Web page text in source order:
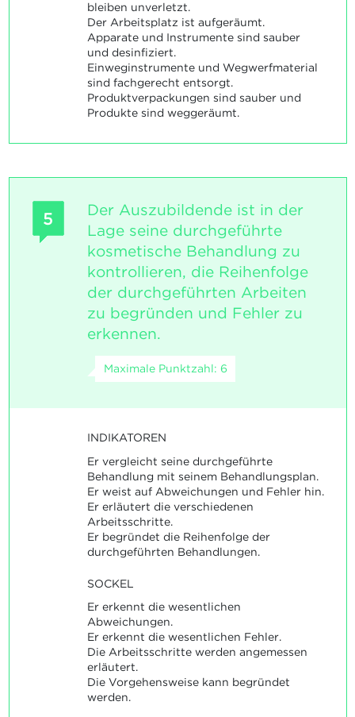
bleiben unverletzt.
Der Arbeitsplatz ist aufgeräumt.
Apparate und Instrumente sind sauber
und desinfiziert.
Einweginstrumente und Wegwerfmaterial
sind fachgerecht entsorgt.
Produktverpackungen sind sauber und
Produkte sind weggeräumt.
5
Der Auszubildende ist in der
Lage seine durchgeführte
kosmetische Behandlung zu
kontrollieren, die Reihenfolge
der durchgeführten Arbeiten
zu begründen und Fehler zu
erkennen.
Maximale Punktzahl: 6
INDIKATOREN
Er vergleicht seine durchgeführte
Behandlung mit seinem Behandlungsplan.
Er weist auf Abweichungen und Fehler hin.
Er erläutert die verschiedenen
Arbeitsschritte.
Er begründet die Reihenfolge der
durchgeführten Behandlungen.
SOCKEL
Er erkennt die wesentlichen
Abweichungen.
Er erkennt die wesentlichen Fehler.
Die Arbeitsschritte werden angemessen
erläutert.
Die Vorgehensweise kann begründet
werden.